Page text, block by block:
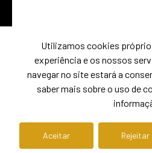
Utilizamos cookies
experiência e os nossos
navegar no site estará a
saber mais sobre o uso de
Aceitar Rejeitar